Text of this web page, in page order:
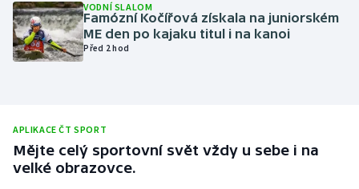
Parasport
Plavání
Ragby
Rychlobruslení
VODNÍ SLALOM
Famózní Kočířová získala na juniorském
ME den po kajaku titul i na kanoi
Před 2 hod
APLIKACE ČT SPORT
Mějte celý sportovní svět vždy u sebe i na
velké obrazovce.